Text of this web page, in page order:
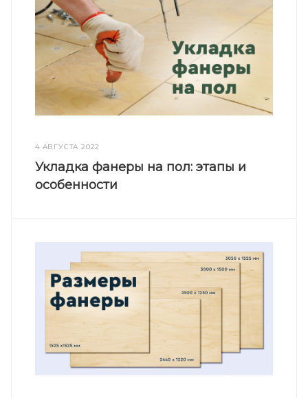
4 АВГУСТА 2022
Укладка фанеры на пол: этапы и
особенности